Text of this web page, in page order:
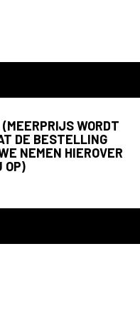
WORDT
DE BESTELLING
NEMEN HIEROVER
OP)